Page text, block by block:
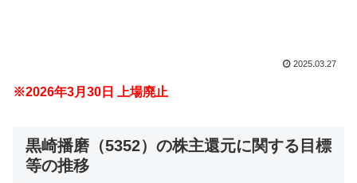
2025.03.27
※2026年3月30日 上場廃止
黒崎播磨（5352）の株主還元に関する目標
等の推移